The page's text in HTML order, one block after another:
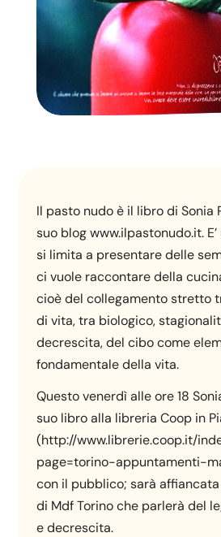
Il pasto nudo è il libro di Sonia
suo blog www.ilpastonudo.it.
si limita a presentare delle
ci vuole raccontare della
cioè del collegamento stretto
di vita, tra biologico,
decrescita, del cibo come
fondamentale della vita.
Questo venerdì alle ore 18
suo libro alla libreria Coop in
(http://www.librerie.coop.it/
page=torino-appuntamenti-
con il pubblico; sarà
di Mdf Torino che parlerà del
e decrescita.